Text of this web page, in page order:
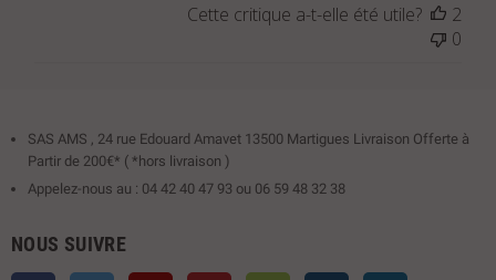
Cette critique a-t-elle été utile?
2
0
SAS AMS , 24 rue Edouard Amavet 13500 Martigues Livraison Offerte à
Partir de 200€* ( *hors livraison )
Appelez-nous au : 04 42 40 47 93 ou 06 59 48 32 38
NOUS SUIVRE